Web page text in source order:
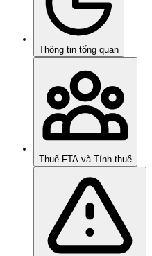
Thông tin tổng quan
Thuế FTA và Tính thuế